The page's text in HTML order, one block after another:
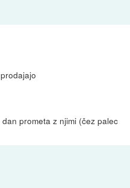
prometa z njimi (čez palec